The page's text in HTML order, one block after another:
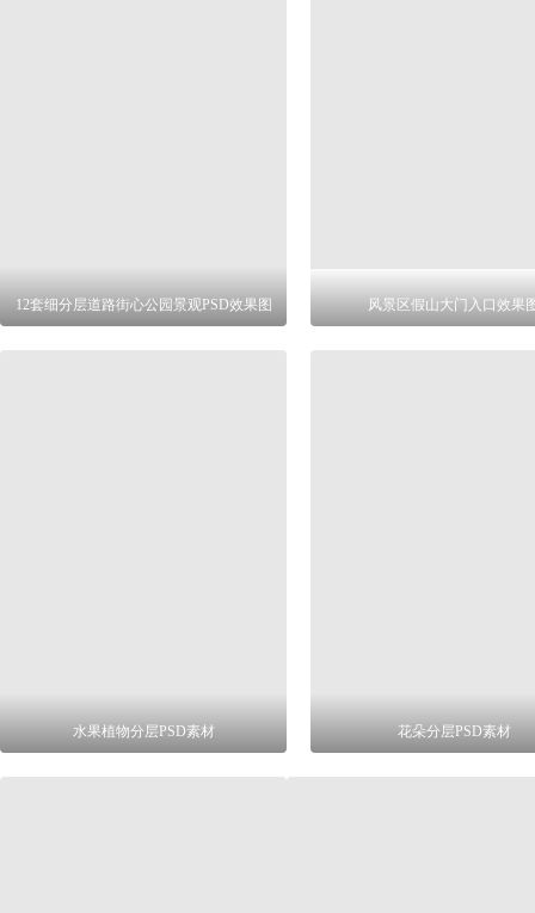
12套细分层道路街心公园景观PSD效果图 风景区假山大门入口效果
水果植物分层PSD素材 花朵分层PSD素材